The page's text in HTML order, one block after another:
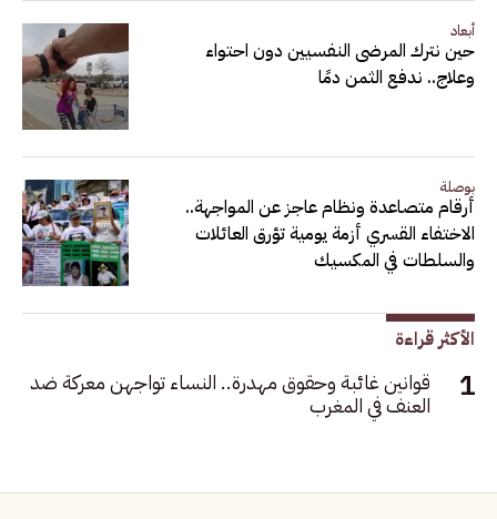
أبعاد
حين نترك المرضى النفسيين دون احتواء
وعلاج.. ندفع الثمن دمًا
بوصلة
أرقام متصاعدة ونظام عاجز عن المواجهة..
الاختفاء القسري أزمة يومية تؤرق العائلات
والسلطات في المكسيك
الأكثر قراءة
قوانين غائبة وحقوق مهدرة.. النساء تواجهن معركة ضد
العنف في المغرب